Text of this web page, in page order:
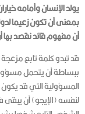
يولد الإنسان وأمامه
بمعنى أن تكون زعيما
أن مفهوم قائد نقصد بها
قد تبدو كلمة تابع مزعجة،
ببساطة أن يتحمل
المسؤولية التي قد يكون
لنفسه (الإيجو) أن